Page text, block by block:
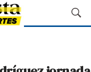
M
o
a